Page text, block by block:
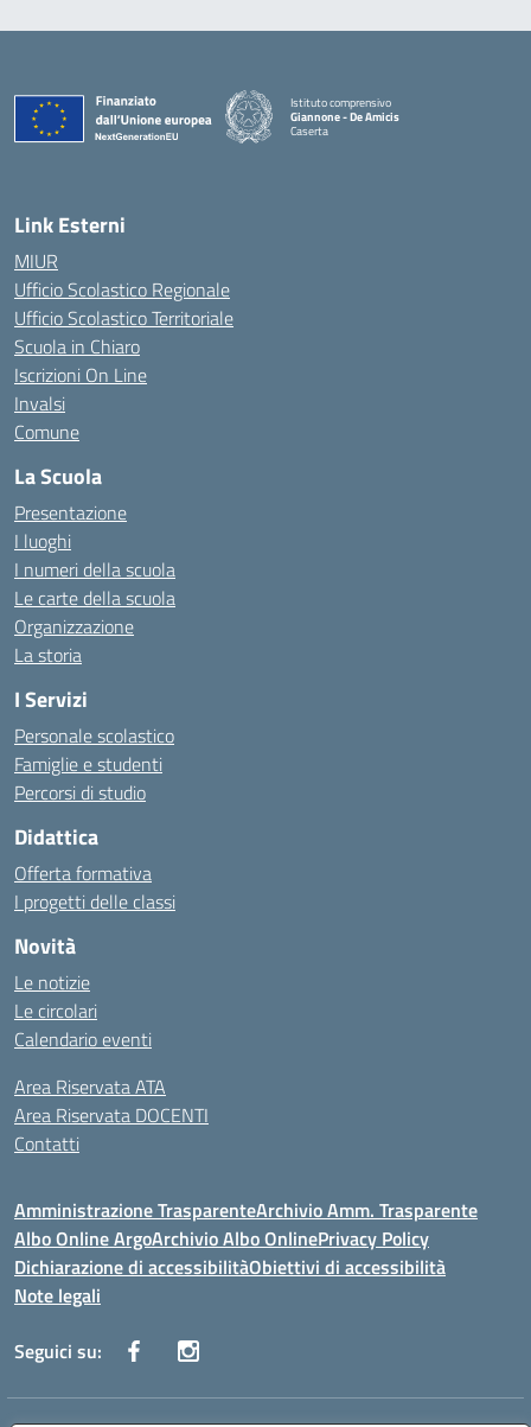
Istituto comprensivo
Giannone - De Amicis
Caserta
Link Esterni
MIUR
Ufficio Scolastico Regionale
Ufficio Scolastico Territoriale
Scuola in Chiaro
Iscrizioni On Line
Invalsi
Comune
La Scuola
Presentazione
I luoghi
I numeri della scuola
Le carte della scuola
Organizzazione
La storia
I Servizi
Personale scolastico
Famiglie e studenti
Percorsi di studio
Didattica
Offerta formativa
I progetti delle classi
Novità
Le notizie
Le circolari
Calendario eventi
Area Riservata ATA
Area Riservata DOCENTI
Contatti
Amministrazione TrasparenteArchivio Amm. Trasparente
Albo Online ArgoArchivio Albo OnlinePrivacy Policy
Dichiarazione di accessibilitàObiettivi di accessibilità
Note legali
Seguici su: